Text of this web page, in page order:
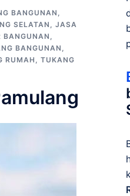
BANGUNAN ,
SELATAN , JASA
BANGUNAN ,
BANGUNAN,
RUMAH , TUKANG